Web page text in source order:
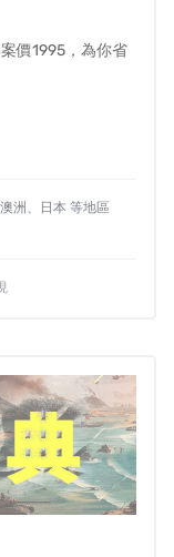
因素，多數開發
曾操刀 2016、
維，鄭司維更曾
隊生成AI美術插
遊插圖繪製的阿
來的世界觀，帶
的台灣人、中國
界玩家體驗屬於
價1995，為你省
洲、日本 等地區